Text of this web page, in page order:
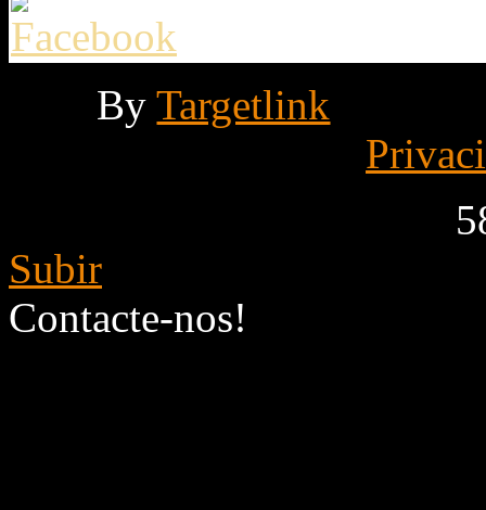
ByTargetlink
5
Subir
Contacte-nos!